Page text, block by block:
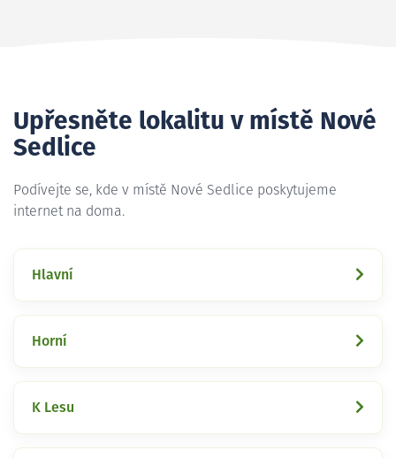
Upřesněte lokalitu v místě Nové
Sedlice
Podívejte se, kde v místě Nové Sedlice poskytujeme
internet na doma.
Hlavní
Horní
K Lesu